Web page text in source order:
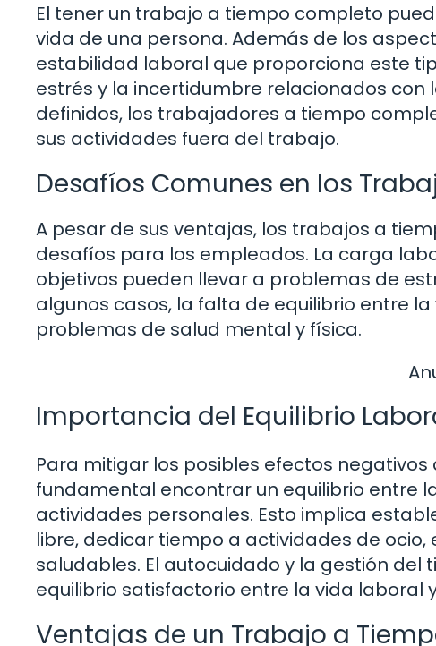
El tener un trabajo a tiempo completo
vida de una persona. Además de los
estabilidad laboral que proporciona este
estrés y la incertidumbre relacionados con
definidos, los trabajadores a tiempo
sus actividades fuera del trabajo.
Desafíos Comunes en los
A pesar de sus ventajas, los trabajos a
desafíos para los empleados. La carga
objetivos pueden llevar a problemas de
algunos casos, la falta de equilibrio entre
problemas de salud mental y física.
Importancia del Equilibrio
Para mitigar los posibles efectos
fundamental encontrar un equilibrio entre
actividades personales. Esto implica
libre, dedicar tiempo a actividades de
saludables. El autocuidado y la gestión
equilibrio satisfactorio entre la vida laboral
Ventajas de un Trabajo a